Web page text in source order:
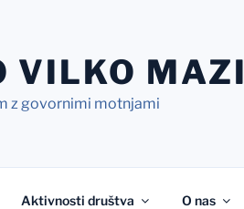
VILKO MAZI
z govornimi motnjami
Aktivnosti društva O nas